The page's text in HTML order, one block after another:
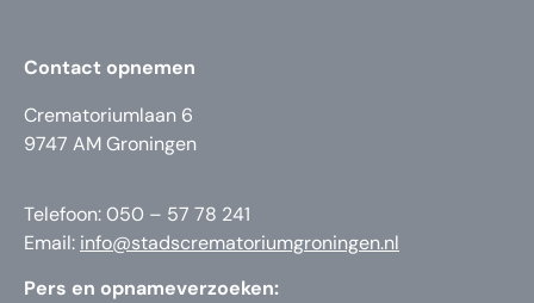
Contact opnemen
Crematoriumlaan 6
9747 AM Groningen
Telefoon: 050 – 57 78 241
Email: info@stadscrematoriumgroningen.nl
Pers en opnameverzoeken: